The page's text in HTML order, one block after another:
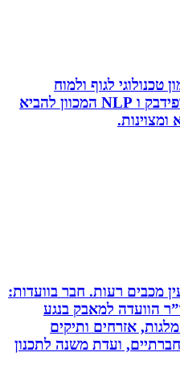
לגוף ולמוח
באמצעות ביופידבק, נוירופידבק ו NLP המכוון להביא
מכבים רעות. חבר בוועדות:
הוועדה למאבק בנגע
אזרחים ותיקים
ועדת משנה לתכנון